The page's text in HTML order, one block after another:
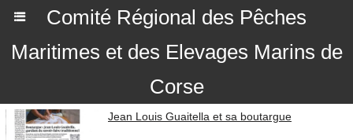
Comité Régional des Pêches
Maritimes et des Elevages Marins de
Corse
Jean Louis Guaitella et sa boutargue